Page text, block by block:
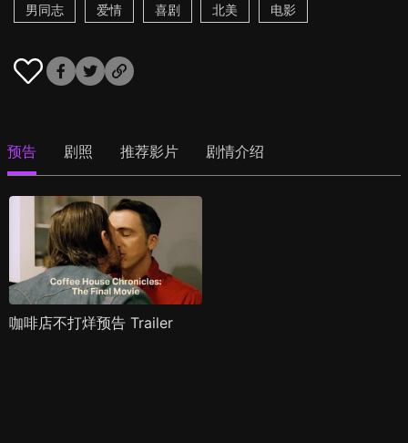
男同志
爱情 喜剧 北美 电影
预告 剧照 推荐影片 剧情介绍
咖啡店不打烊预告 Trailer